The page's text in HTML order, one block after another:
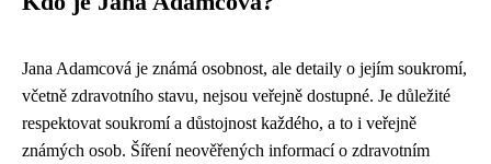
Jana Adamcová je známá osobnost, ale detaily o jejím soukromí,
včetně zdravotního stavu, nejsou veřejně dostupné. Je důležité
respektovat soukromí a důstojnost každého, a to i veřejně
známých osob. Šíření neověřených informací o zdravotním